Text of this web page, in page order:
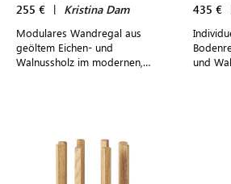
255 € | Kristina Dam
Modulares Wandregal aus
geöltem Eichen- und
Walnussholz im modernen,
435 €
und